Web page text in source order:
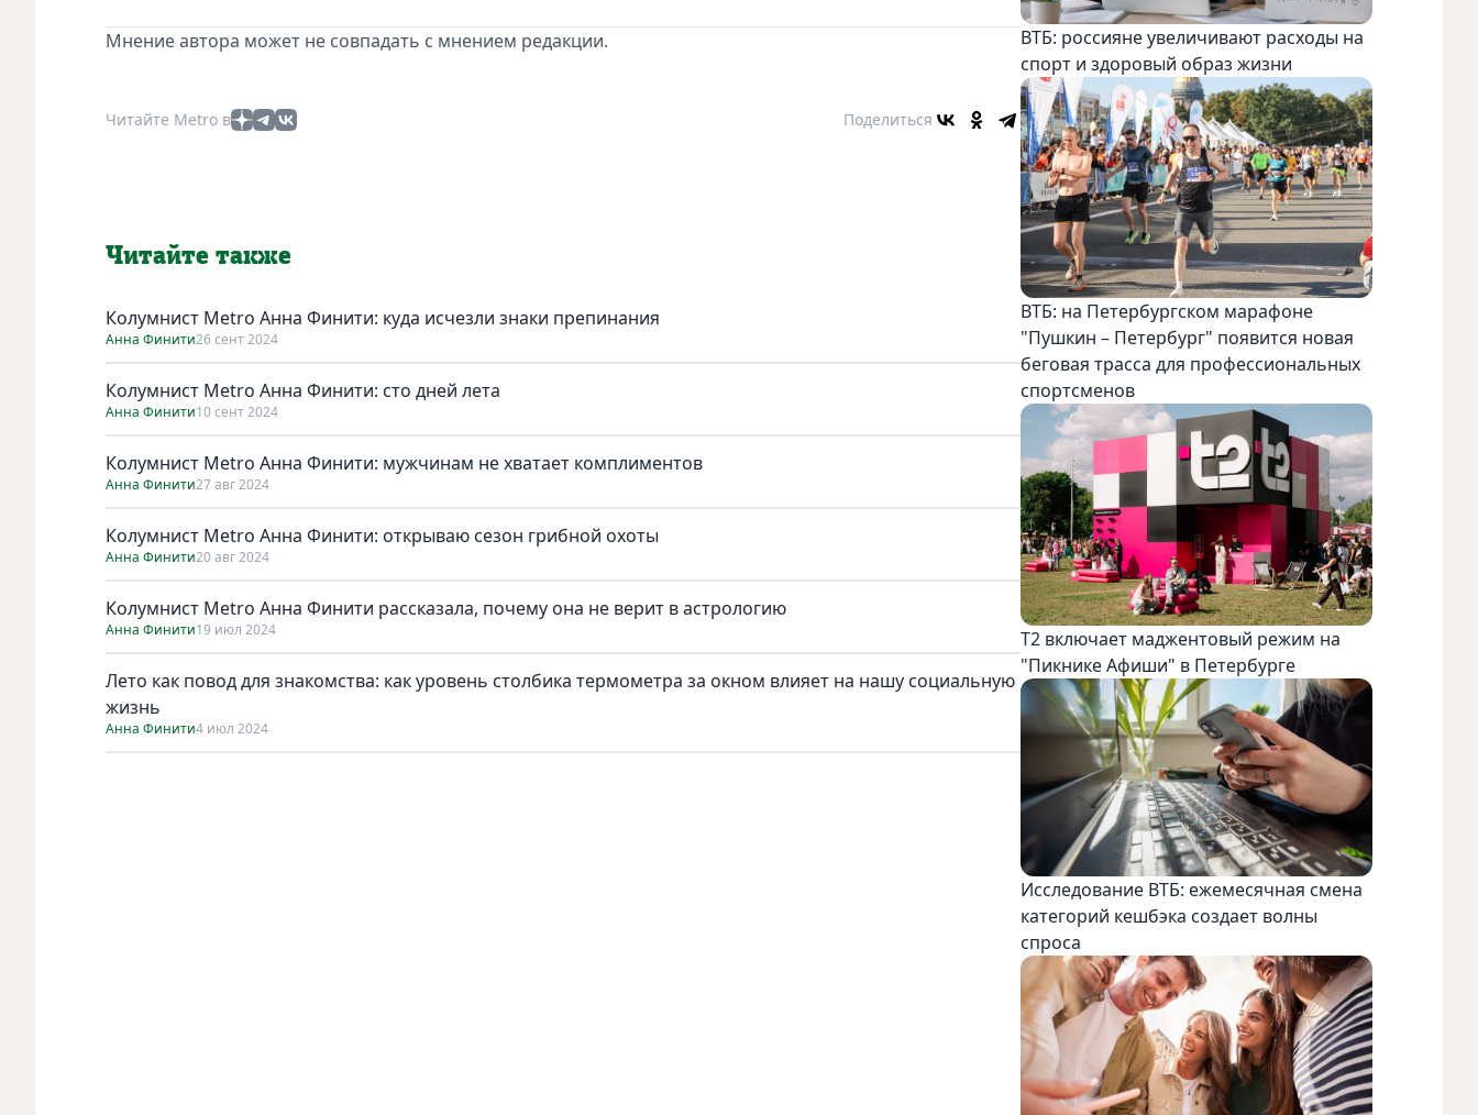
Мнение автора может не совпадать с мнением редакции.
Читайте Metro в Поделиться
Читайте также
Колумнист Metro Анна Финити: куда исчезли знаки препинания
Анна Финити26 сент 2024
Колумнист Metro Анна Финити: сто дней лета
Анна Финити10 сент 2024
Колумнист Metro Анна Финити: мужчинам не хватает комплиментов
Анна Финити27 авг 2024
Колумнист Metro Анна Финити: открываю сезон грибной охоты
Анна Финити20 авг 2024
Колумнист Metro Анна Финити рассказала, почему она не верит в астрологию
Анна Финити19 июл 2024
Лето как повод для знакомства: как уровень столбика термометра за окном влияет на нашу социальную
жизнь
Анна Финити4 июл 2024
ВТБ: россияне увеличивают расходы на
спорт и здоровый образ жизни
ВТБ: на Петербургском марафоне
"Пушкин – Петербург" появится новая
беговая трасса для профессиональных
спортсменов
Т2 включает маджентовый режим на
"Пикнике Афиши" в Петербурге
Исследование ВТБ: ежемесячная смена
категорий кешбэка создает волны
спроса